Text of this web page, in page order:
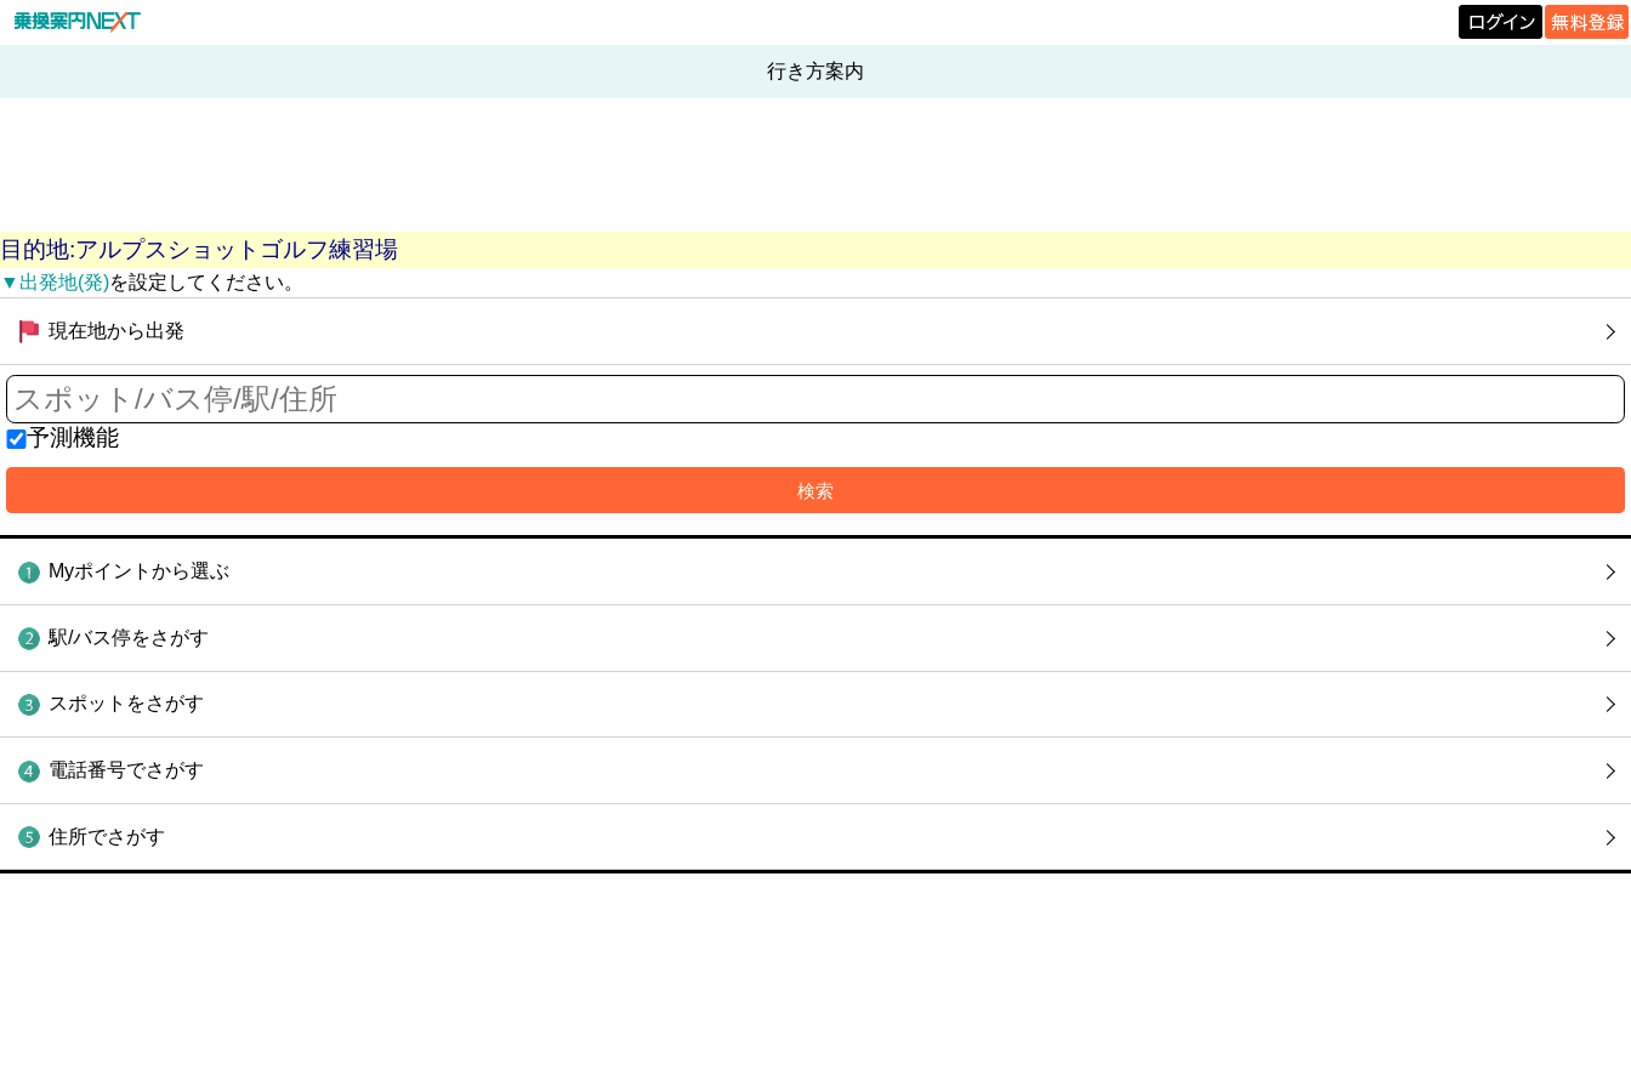
行き方案内
目的地:アルプスショットゴルフ練習場
▼出発地(発)を設定してください。
現在地から出発
予測機能
Myポイントから選ぶ
駅/バス停をさがす
スポットをさがす
電話番号でさがす
住所でさがす